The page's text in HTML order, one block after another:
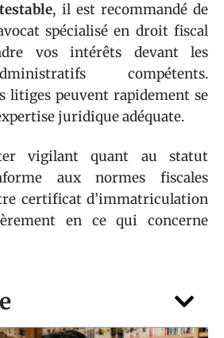
, il est recommandé de
spécialisé en droit fiscal
vos intérêts devant les
compétents.
litiges peuvent rapidement se
juridique adéquate.
vigilant quant au statut
aux normes fiscales
certificat d’immatriculation
en ce qui concerne